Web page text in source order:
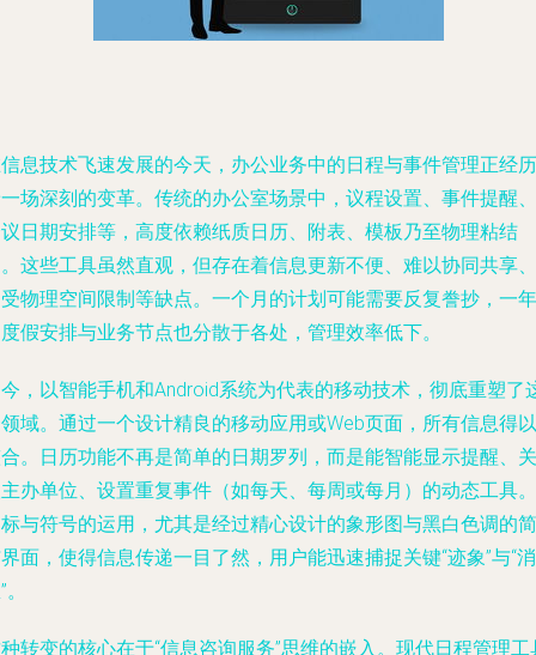
息技术飞速发展的今天，办公业务中的日程与事件管理正经历
场深刻的变革。传统的办公室场景中，议程设置、事件提醒、
日期安排等，高度依赖纸质日历、附表、模板乃至物理粘结
这些工具虽然直观，但存在着信息更新不便、难以协同共享、
物理空间限制等缺点。一个月的计划可能需要反复誊抄，一年
假安排与业务节点也分散于各处，管理效率低下。
，以智能手机和Android系统为代表的移动技术，彻底重塑了
域。通过一个设计精良的移动应用或Web页面，所有信息得以
。日历功能不再是简单的日期罗列，而是能智能显示提醒、关
办单位、设置重复事件（如每天、每周或每月）的动态工具。
与符号的运用，尤其是经过精心设计的象形图与黑白色调的简
面，使得信息传递一目了然，用户能迅速捕捉关键“迹象”与“消
转变的核心在于“信息咨询服务”思维的嵌入。现代日程管理工